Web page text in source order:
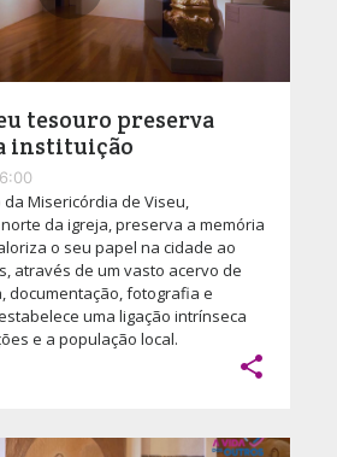
tesouro preserva
instituição
Misericórdia de Viseu,
da igreja, preserva a memória
o seu papel na cidade ao
através de um vasto acervo de
documentação, fotografia e
uma ligação intrínseca
e a população local.
